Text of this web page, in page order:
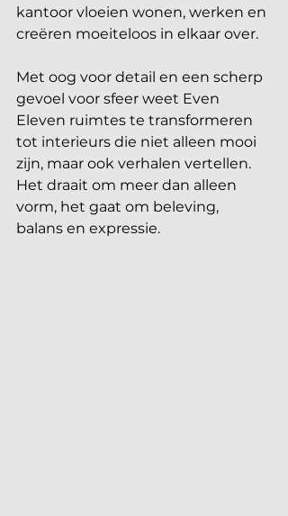
kantoor vloeien wonen, werken en
creëren moeiteloos in elkaar over.
Met oog voor detail en een scherp
gevoel voor sfeer weet Even
Eleven ruimtes te transformeren
tot interieurs die niet alleen mooi
zijn, maar ook verhalen vertellen.
Het draait om meer dan alleen
vorm, het gaat om beleving,
balans en expressie.